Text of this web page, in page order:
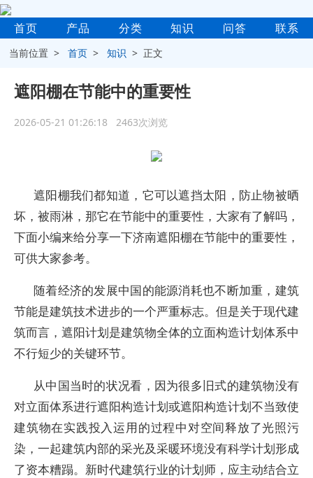
首页 产品 分类 知识 问答 联系
当前位置 >首页 >知识 > 正文
遮阳棚在节能中的重要性
2026-05-21 01:26:18 2463次浏览
遮阳棚我们都知道，它可以遮挡太阳，防止物被晒
坏，被雨淋，那它在节能中的重要性，大家有了解吗，
下面小编来给分享一下济南遮阳棚在节能中的重要性，
可供大家参考。
随着经济的发展中国的能源消耗也不断加重，建筑
节能是建筑技术进步的一个严重标志。但是关于现代建
筑而言，遮阳计划是建筑物全体的立面构造计划体系中
不行短少的关键环节。
从中国当时的状况看，因为很多旧式的建筑物没有
对立面体系进行遮阳构造计划或遮阳构造计划不当致使
建筑物在实践投入运用的过程中对空间释放了光照污
染，一起建筑内部的采光及采暖环境没有科学计划形成
了资本糟蹋。新时代建筑行业的计划师，应主动结合立